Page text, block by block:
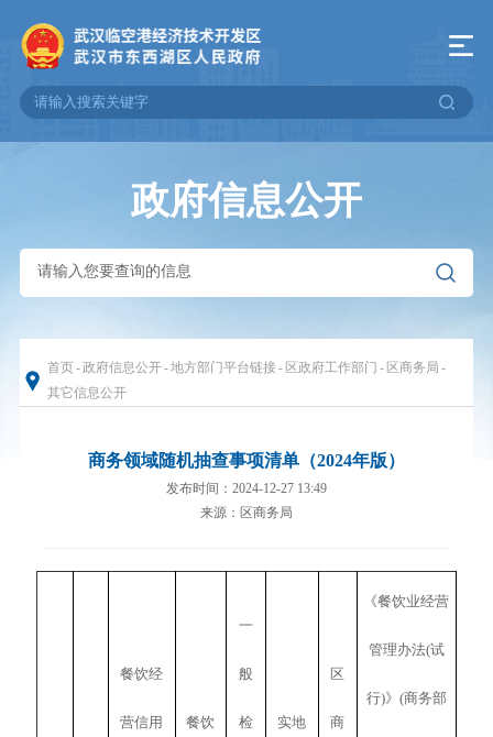
政府信息公开
首页-政府信息公开-地方部门平台链接- 区政府工作部门 - 区商务局 -
其它信息公开
商务领域随机抽查事项清单（2024年版）
发布时间：2024-12-27 13:49
来源：区商务局
餐饮经
营信用 餐饮
一
般
检 实地
区
商
《餐饮业经营
管理办法(试
行)》(商务部